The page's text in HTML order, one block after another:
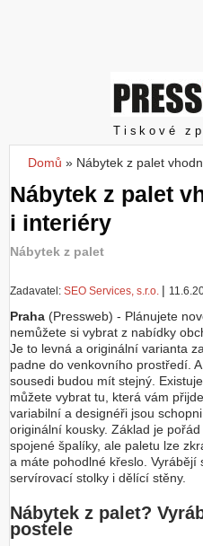
č
t
Tiskové
Jste zde
Domů » Nábytek z palet
Nábytek z palet
i interiéry
Nábytek z palet
Zadavatel: SEO Services, s.r.o. |
Praha (Pressweb) - Plánujete
nemůžete si vybrat z nabídky
Je to levná a originální varianta
padne do venkovního prostředí.
sousedi budou mít stejný.
můžete vybrat tu, která vám
variabilní a designéři jsou
originální kousky. Základ je
spojené špalíky, ale paletu lze
a máte pohodlné křeslo. Vyrábějí
servírovací stolky i dělící stěny.
Nábytek z palet?
postele